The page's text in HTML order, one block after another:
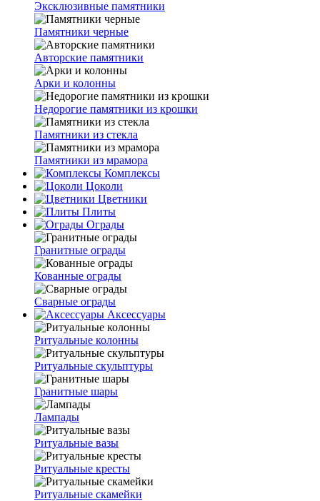
Эксклюзивные памятники
Памятники черные
Авторские памятники
Арки и колонны
Недорогие памятники из крошки
Памятники из стекла
Памятники из мрамора
Комплексы
Цоколи
Цветники
Плиты
Ограды
Гранитные ограды
Кованные ограды
Сварные ограды
Аксессуары
Ритуальные колонны
Ритуальные скульптуры
Гранитные шары
Лампады
Ритуальные вазы
Ритуальные кресты
Ритуальные скамейки